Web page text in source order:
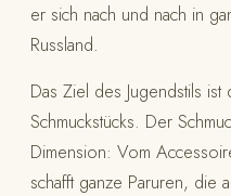
er sich nach und nach in
Russland.
Das Ziel des Jugendstils
Schmuckstücks. Der
Dimension: Vom
schafft ganze Paruren, die